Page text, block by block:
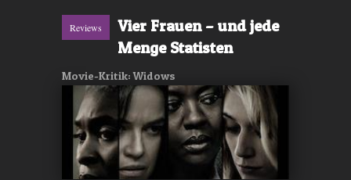
Reviews
Vier Frauen – und jede
Menge Statisten
Movie-Kritik: Widows